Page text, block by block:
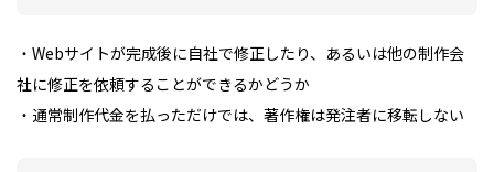
・Webサイトが完成後に自社で修正したり、あるいは他の制作会
社に修正を依頼することができるかどうか
・通常制作代金を払っただけでは、著作権は発注者に移転しない